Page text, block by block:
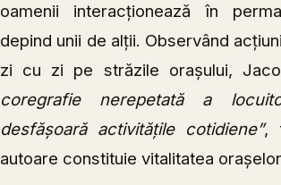
oamenii interacționează în
depind unii de alții. Observând
zi cu zi pe străzile orașului,
coregrafie nerepetată a
desfășoară activitățile cotidiene”,
autoare constituie vitalitatea